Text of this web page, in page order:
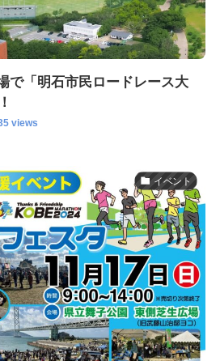
で「明石市民ロードレース大
views
イベント